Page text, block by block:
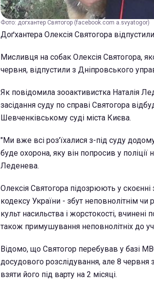
Фото: догхантер Святогор (facebook.com a.svyatogor)
Доґхантера Олексія Святогора
Мисливця на собак Олексія Святогора,
червня, відпустили з Дніпровського
Як повідомила зооактивистка Наталія
засідання суду по справі Святогора
Шевченківському суді міста Києва.
"Ми вже всі роз'їхалися з-під суду
буде охорона, яку він попросив у поліції
Леденева.
Олексія Святогора підозрюють у скоєнні
кодексу України - збут неповнолітнім
культ насильства і жорстокості,
також примушування неповнолітніх до
Відомо, що Святогор перебував у базі
досудового розслідування, але 8
взяти його під варту на 2 місяці.